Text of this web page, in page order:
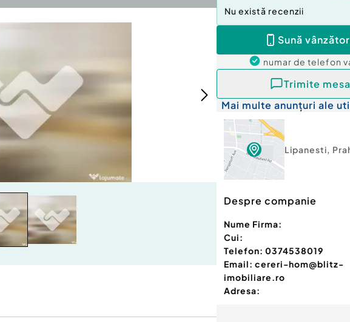
Nu există recenzii
Sună
numar de telefon
Trimite
Mai multe anunțuri ale
Lipanesti,
Despre companie
Nume Firma:
Cui:
Telefon: 0374538019
Email: cereri-hom@blitz-
imobiliare.ro
Adresa: